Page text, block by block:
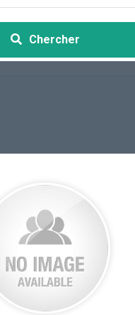
Chercher